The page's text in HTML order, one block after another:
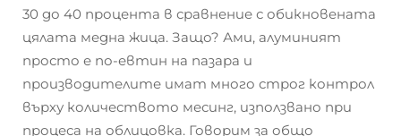
30 до 40 процента в сравнение с обикновената
цялата медна жица. Защо? Ами, алуминият
просто е по-евтин на пазара и
производителите имат много строг контрол
върху количеството месинг, използвано при
процеса на облицовка. Говорим за общо